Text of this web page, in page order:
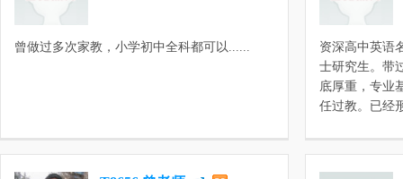
曾做过多次家教，小学初中全科都可以......
资深高中英语
士研究生。带
底厚重，专业
任过教。已经